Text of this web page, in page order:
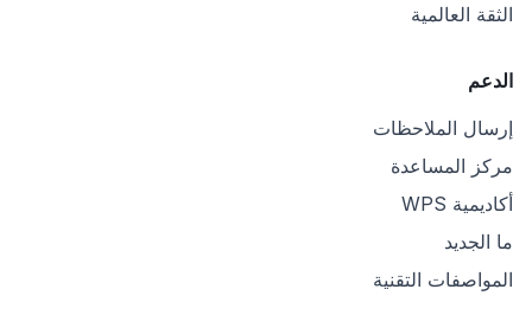
الثقة العالمية
الدعم
إرسال الملاحظات
مركز المساعدة
أكاديمية WPS
ما الجديد
المواصفات التقنية